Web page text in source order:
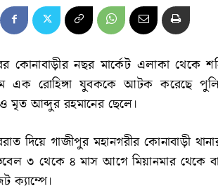
কোনাবাড়ীর নছর মার্কেট এলাকা থেকে
এক রোহিঙ্গা যুবককে আটক করেছে
ও মৃত আব্দুর রহমানের ছেলে।
দিয়ে গাজীপুর মহানগরীর কোনাবাড়ী
৩ থেকে ৪ মাস আগে মিয়ানমার থেকে
ক্যাম্পে।